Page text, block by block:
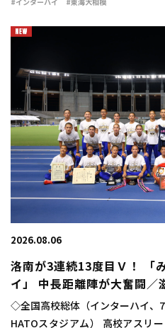
#インターハイ #東海大相模
2026.08.06
洛南が3連続13度目Ｖ！ 「みんなで戦ったインターハ
イ」 中長距離陣が大奮闘／
◇全国高校総体（インターハイ、
HATOスタジアム） 高校アスリ